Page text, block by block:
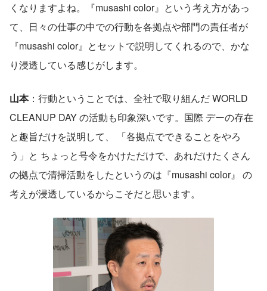
くなりますよね。『musashi color』という考え方があっ
て、日々の仕事の中での行動を各拠点や部門の責任者が
『musashi color』とセットで説明してくれるので、かな
り浸透している感じがします。
山本：行動ということでは、全社で取り組んだ WORLD
CLEANUP DAY の活動も印象深いです。国際 デーの存在
と趣旨だけを説明して、 「各拠点でできることをやろ
う」と ちょっと号令をかけただけで、あれだけたくさん
の拠点で清掃活動をしたというのは『musashi color』 の
考えが浸透しているからこそだと思います。